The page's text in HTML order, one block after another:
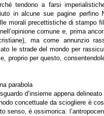
tendono a farsi
in alcune sue pagine perfino
morali precettistiche di stampo
comune e, prima
ma come annunzio
le strade del mondo per
proprio per questo,
parabola
sguardo d’insieme appena
concettuale da sciogliere è
senso, è ossimorica: